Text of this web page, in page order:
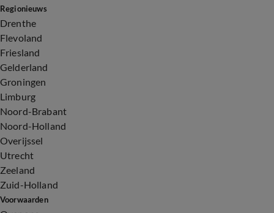
Regionieuws
Drenthe
Flevoland
Friesland
Gelderland
Groningen
Limburg
Noord-Brabant
Noord-Holland
Overijssel
Utrecht
Zeeland
Zuid-Holland
Voorwaarden